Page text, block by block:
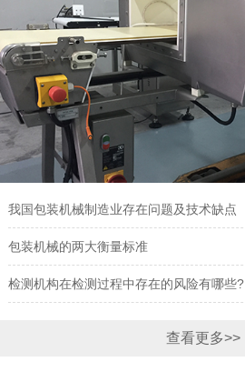
我国包装机械制造业存在问题及技术缺点
包装机械的两大衡量标准
检测机构在检测过程中存在的风险有哪些?
查看更多>>